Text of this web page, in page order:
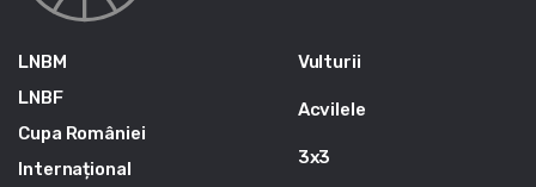
LNBM
LNBF
Cupa României
Internațional
Vulturii
Acvilele
3x3